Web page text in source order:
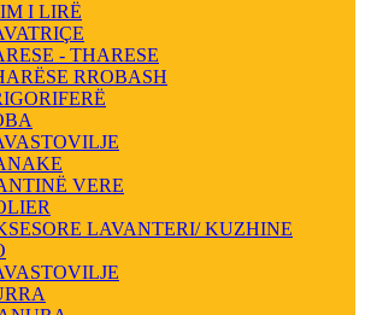
I LIRË
- THARESE
RROBASH
VERE
LAVANTERI/ KUZHINE